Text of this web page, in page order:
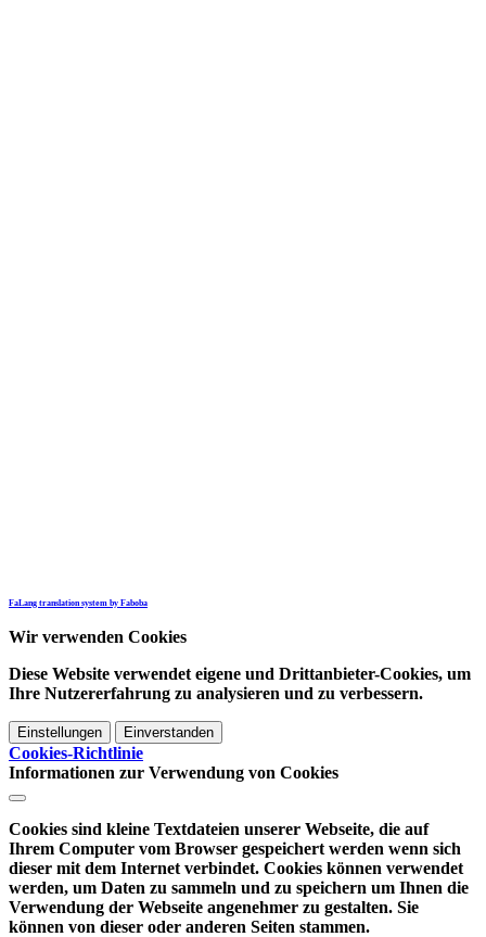
Wir verwenden Cookies
Diese Website verwendet eigene und Drittanbieter-Cookies, um
Ihre Nutzererfahrung zu analysieren und zu verbessern.
Einstellungen Einverstanden
Cookies-Richtlinie
Informationen zur Verwendung von Cookies
Cookies sind kleine Textdateien unserer Webseite, die auf
Ihrem Computer vom Browser gespeichert werden wenn sich
dieser mit dem Internet verbindet. Cookies können verwendet
werden, um Daten zu sammeln und zu speichern um Ihnen die
Verwendung der Webseite angenehmer zu gestalten. Sie
können von dieser oder anderen Seiten stammen.